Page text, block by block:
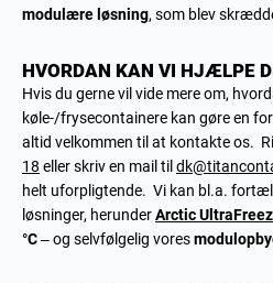
modulære løsning, som blev
HVORDAN KAN VI HJÆLPE
Hvis du gerne vil vide mere om,
køle-/frysecontainere kan gøre en
altid velkommen til at kontakte os.
18 eller skriv en mail til
helt uforpligtende. Vi kan bl.a.
løsninger, herunderArctic
°C– og selvfølgelig vores